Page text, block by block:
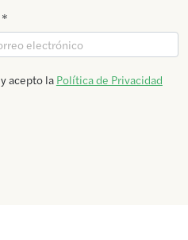
*
acepto la Política de Privacidad